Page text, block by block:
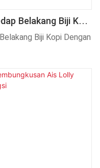
Belakang Biji Kopi
PutarBiji Kopi Dengan